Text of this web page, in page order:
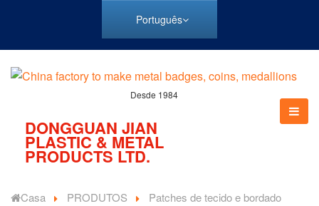
Português
Desde 1984
DONGGUAN JIAN
PLASTIC & METAL
PRODUCTS LTD.
Casa PRODUTOS Patches de tecido e bordado